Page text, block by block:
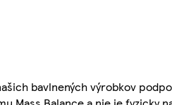
bavlnených výrobkov